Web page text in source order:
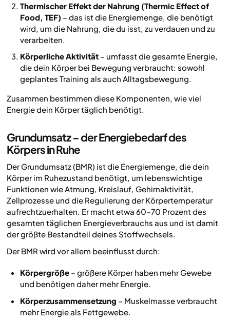
Thermischer Effekt der Nahrung (Thermic Effect of
Food, TEF) – das ist die Energiemenge, die benötigt
wird, um die Nahrung, die du isst, zu verdauen und zu
verarbeiten.
Körperliche Aktivität– umfasst die gesamte Energie,
die dein Körper bei Bewegung verbraucht: sowohl
geplantes Training als auch Alltagsbewegung.
Zusammen bestimmen diese Komponenten, wie viel
Energie dein Körper täglich benötigt.
Grundumsatz – der Energiebedarf des
Körpers in Ruhe
Der Grundumsatz (BMR) ist die Energiemenge, die dein
Körper im Ruhezustand benötigt, um lebenswichtige
Funktionen wie Atmung, Kreislauf, Gehirnaktivität,
Zellprozesse und die Regulierung der Körpertemperatur
aufrechtzuerhalten. Er macht etwa 60–70 Prozent des
gesamten täglichen Energieverbrauchs aus und ist damit
der größte Bestandteil deines Stoffwechsels.
Der BMR wird vor allem beeinflusst durch:
Körpergröße– größere Körper haben mehr Gewebe
und benötigen daher mehr Energie.
Körperzusammensetzung – Muskelmasse verbraucht
mehr Energie als Fettgewebe.